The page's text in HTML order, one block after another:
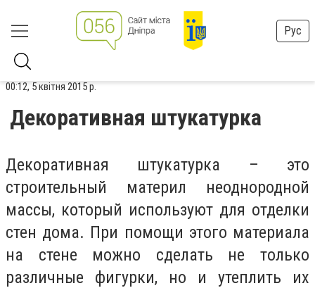
Рус
00:12, 5 квітня 2015 р.
Декоративная штукатурка
Декоративная штукатурка – это
строительный материл неоднородной
массы, который используют для отделки
стен дома. При помощи этого материала
на стене можно сделать не только
различные фигурки, но и утеплить их